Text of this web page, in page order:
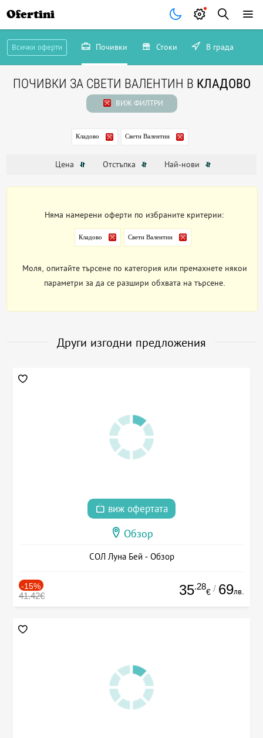
Ofertini
Всички оферти Почивки Стоки В града
ПОЧИВКИ ЗА СВЕТИ ВАЛЕНТИН В КЛАДОВО
ВИЖ ФИЛТРИ
Кладово Свети Валентин
Цена Отстъпка Най-нови
Няма намерени оферти по избраните критерии:
Кладово Свети Валентин
Моля, опитайте търсене по категория или премахнете някои
параметри за да се разшири обхвата на търсене.
Други изгодни предложения
виж офертата
Обзор
СОЛ Луна Бей - Обзор
-15%
41.42€ 35.28
€ / 69лв.